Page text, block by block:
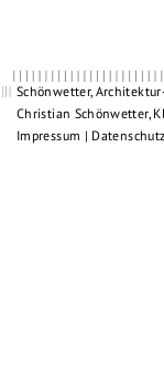
Schönwetter,
Christian Schönwetter,
Impressum | Datenschutz